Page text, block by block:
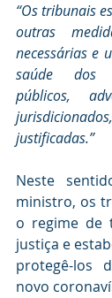
“Os tribunais
outras
necessárias e
saúde dos
públicos,
justificadas.”
Neste
ministro, os
o regime de
justiça e
protegê-los
novo